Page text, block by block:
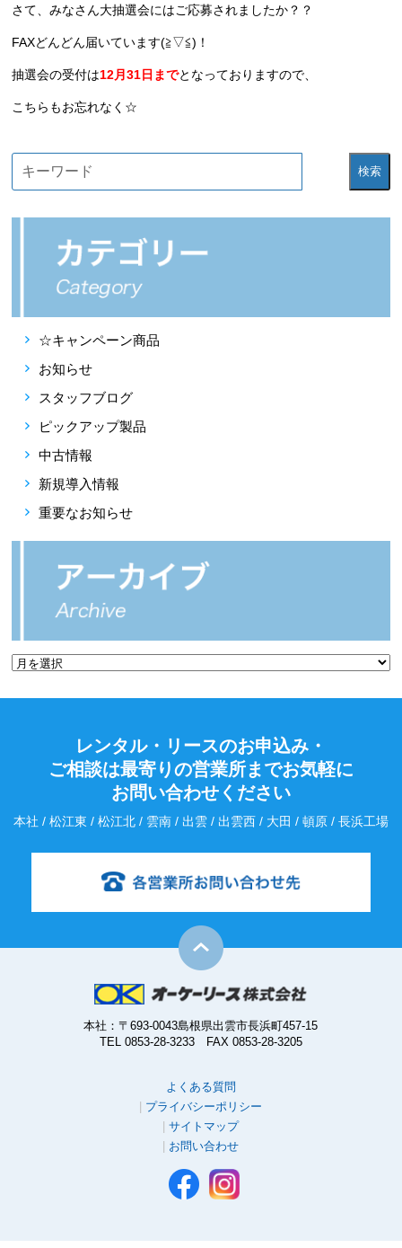
さて、みなさん大抽選会にはご応募されましたか？？
FAXどんどん届いています(≧▽≦)！
抽選会の受付は12月31日までとなっておりますので、
こちらもお忘れなく☆
検索
☆キャンペーン商品
お知らせ
スタッフブログ
ピックアップ製品
中古情報
新規導入情報
重要なお知らせ
レンタル・リースのお申込み・
ご相談は最寄りの営業所までお気軽に
お問い合わせください
本社 / 松江東 / 松江北 / 雲南 / 出雲 / 出雲西 / 大田 / 頓原 / 長浜工場
本社：〒693-0043島根県出雲市長浜町457-15
TEL 0853-28-3233 FAX 0853-28-3205
よくある質問
プライバシーポリシー
サイトマップ
お問い合わせ